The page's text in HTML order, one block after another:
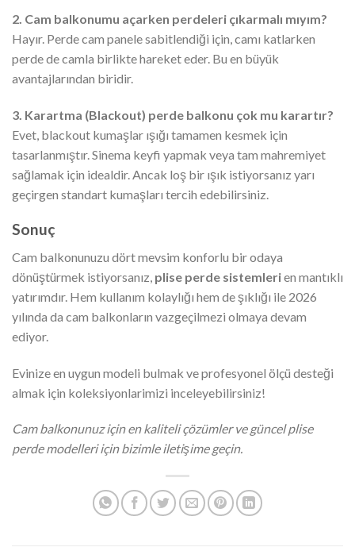
2. Cam balkonumu açarken perdeleri çıkarmalı mıyım?
Hayır. Perde cam panele sabitlendiği için, camı katlarken
perde de camla birlikte hareket eder. Bu en büyük
avantajlarından biridir.
3. Karartma (Blackout) perde balkonu çok mu karartır?
Evet, blackout kumaşlar ışığı tamamen kesmek için
tasarlanmıştır. Sinema keyfi yapmak veya tam mahremiyet
sağlamak için idealdir. Ancak loş bir ışık istiyorsanız yarı
geçirgen standart kumaşları tercih edebilirsiniz.
Sonuç
Cam balkonunuzu dört mevsim konforlu bir odaya
dönüştürmek istiyorsanız, plise perde sistemlerien mantıklı
yatırımdır. Hem kullanım kolaylığı hem de şıklığı ile 2026
yılında da cam balkonların vazgeçilmezi olmaya devam
ediyor.
Evinize en uygun modeli bulmak ve profesyonel ölçü desteği
almak için koleksiyonlarimizi inceleyebilirsiniz!
Cam balkonunuz için en kaliteli çözümler ve güncel plise
perde modelleri için bizimle iletişime geçin.